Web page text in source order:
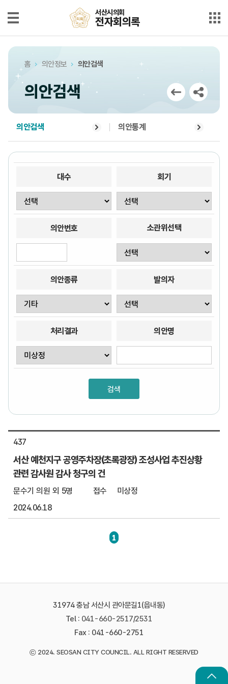
서산시의회
전자회의록
최근회의록
단순검색
상세검색
부록검색
의안정보
서산시의회
전자회의록
홈 의안정보 의안검색
의안검색
의안검색 의안통계
대수 회기
의안번호 소관위선택
의안종류 발의자
처리결과 의안명
437
서산 예천지구 공영주차장(초록광장) 조성사업 추진상황
관련 감사원 감사 청구의 건
문수기 의원 외 5명 접수
미상정
2024.06.18
1
31974 충남 서산시 관아문길1(읍내동)
Tel : 041-660-2517/2531
Fax : 041-660-2751
©2024. SEOSAN CITY COUNCIL. ALL RIGHT RESERVED